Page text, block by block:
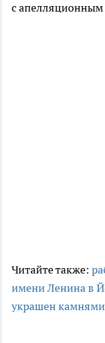
с
Читайте также:
имени Ленина в
украшен